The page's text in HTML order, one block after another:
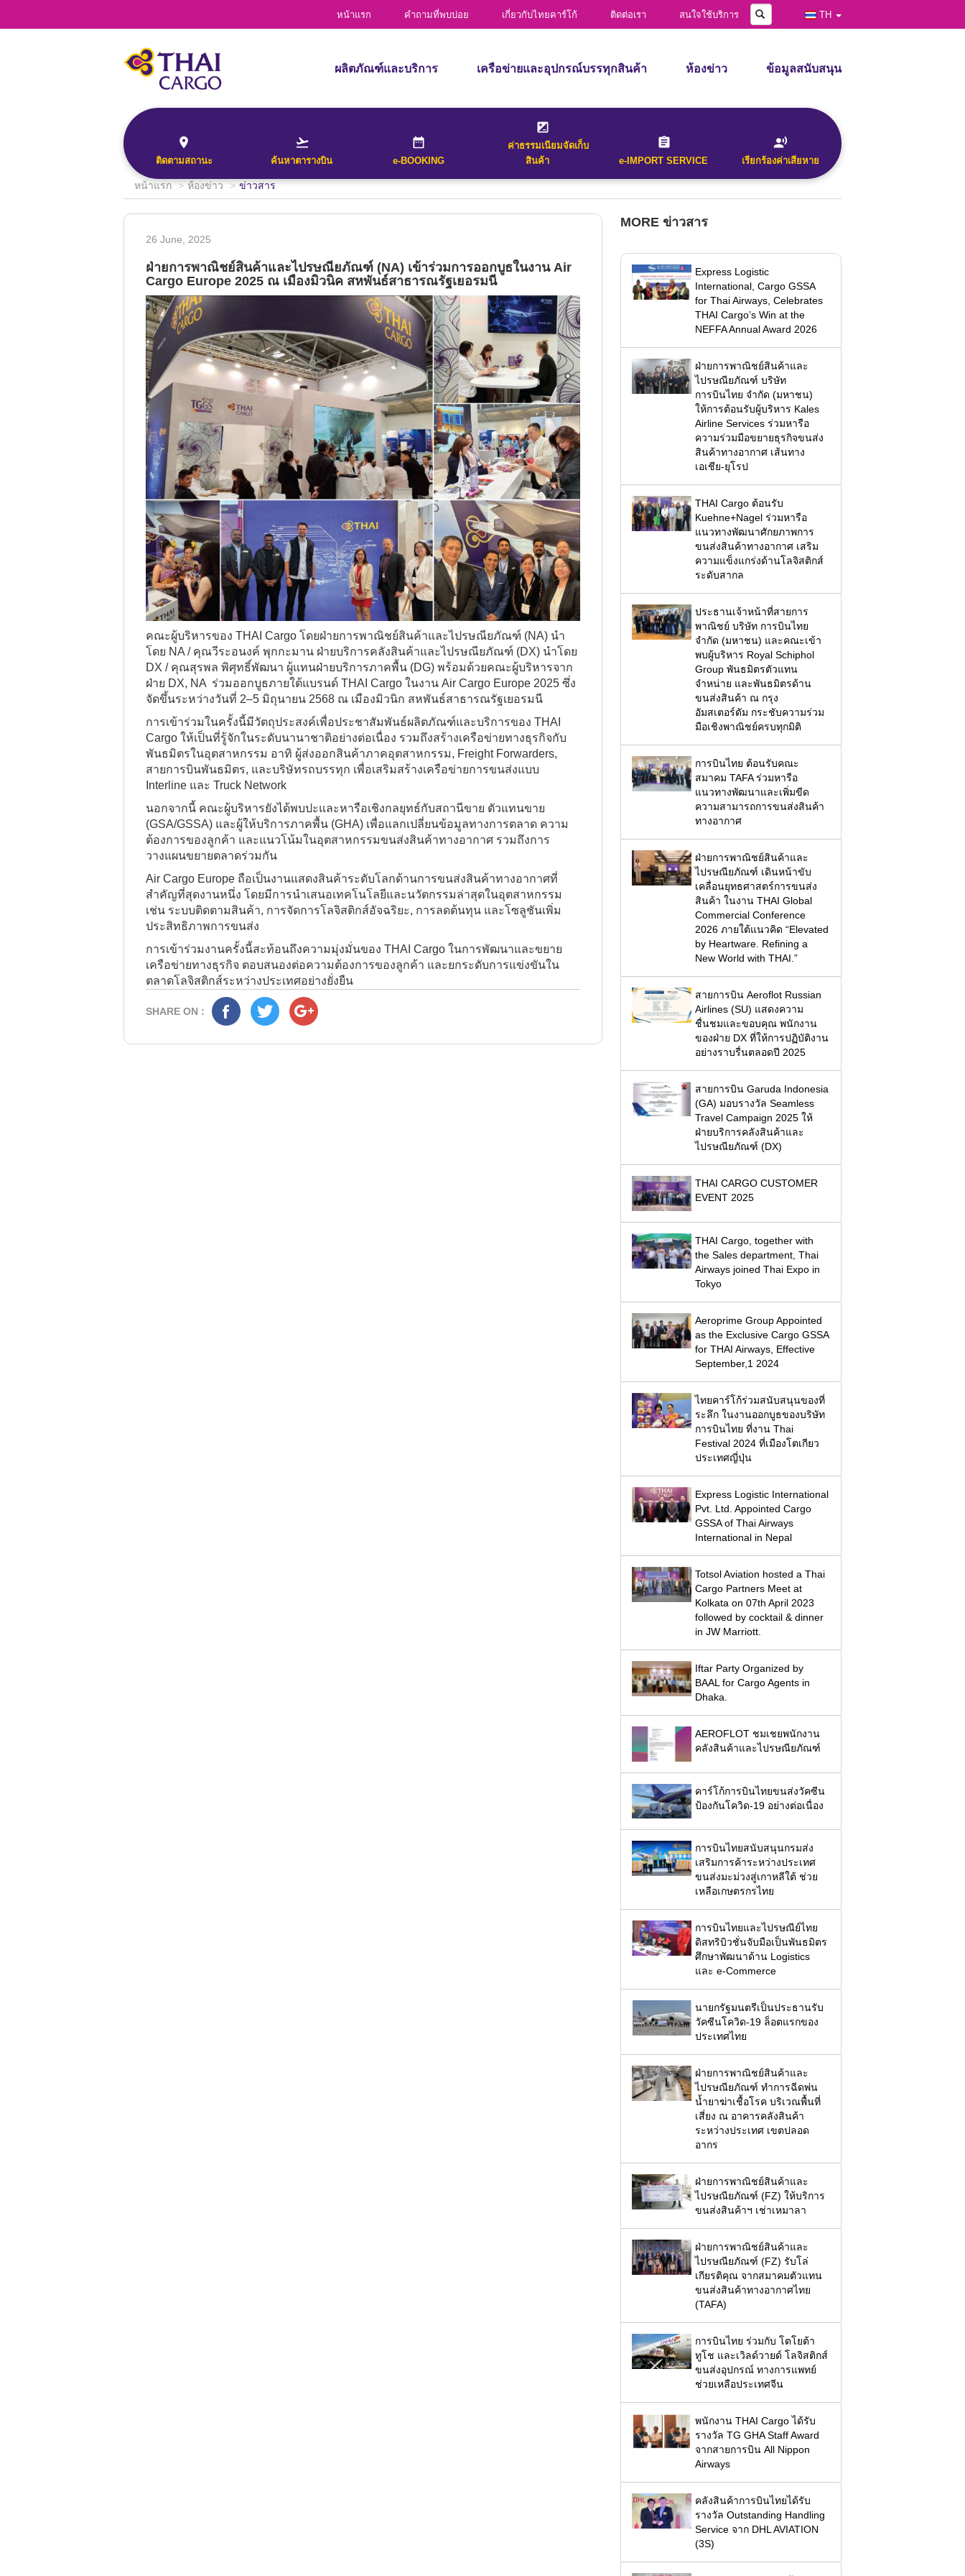
หน้าแรก คำถามที่พบบ่อย เกี่ยวกับไทยคาร์โก้ ติดต่อเรา สนใจใช้บริการ Search TH
ผลิตภัณฑ์และบริการ เครือข่ายและอุปกรณ์บรรทุกสินค้า
อุปกรณ์บรรทุกสินค้า
การขนส่งทางรถบรรทุก
ห้องข่าว
คลังภาพ
ข้อมูลสนับสนุน
ดาวน์โหลดแบบฟอร์ม
ติดตามสถานะ
Confirmation No.
TRACK
ค้นหาตารางบิน
This will return a list of all flights that operate between
the origin and final destination cities entered and for
--Select--
Destination*
--Select--
Flight* Date*
GET SCHEDULE
e-BOOKING
ค่าธรรมเนียมจัดเก็บ
สินค้า
e-IMPORT SERVICE เรียกร้องค่าเสียหาย
การขนส่งทางรถบรรทุก คลังภาพ
Confirmation No.
the origin and final destination cities entered and for
--Select--
GET SCHEDULE
Withholding Tax
หน้าแรก ห้องข่าว ข่าวสาร
26 June, 2025
ฝ่ายการพาณิชย์สินค้าและไปรษณียภัณฑ์ (NA) เข้าร่วมการออกบูธในงาน Air
Cargo Europe 2025 ณ เมืองมิวนิค สหพันธ์สาธารณรัฐเยอรมนี
คณะผู้บริหารของ THAI Cargo โดยฝ่ายการพาณิชย์สินค้าและไปรษณียภัณฑ์ (NA) นำ
โดย NA / คุณวีระอนงค์ พุกกะมาน ฝ่ายบริการคลังสินค้าและไปรษณียภัณฑ์ (DX) นำโดย
DX / คุณสุรพล พิศุทธิ์พัฒนา ผู้แทนฝ่ายบริการภาคพื้น (DG) พร้อมด้วยคณะผู้บริหารจาก
ฝ่าย DX, NA ร่วมออกบูธภายใต้แบรนด์ THAI Cargo ในงาน Air Cargo Europe 2025 ซึ่ง
จัดขึ้นระหว่างวันที่ 2–5 มิถุนายน 2568 ณ เมืองมิวนิก สหพันธ์สาธารณรัฐเยอรมนี
การเข้าร่วมในครั้งนี้มีวัตถุประสงค์เพื่อประชาสัมพันธ์ผลิตภัณฑ์และบริการของ THAI
Cargo ให้เป็นที่รู้จักในระดับนานาชาติอย่างต่อเนื่อง รวมถึงสร้างเครือข่ายทางธุรกิจกับ
พันธมิตรในอุตสาหกรรม อาทิ ผู้ส่งออกสินค้าภาคอุตสาหกรรม, Freight Forwarders,
สายการบินพันธมิตร, และบริษัทรถบรรทุก เพื่อเสริมสร้างเครือข่ายการขนส่งแบบ
Interline และ Truck Network
นอกจากนี้ คณะผู้บริหารยังได้พบปะและหารือเชิงกลยุทธ์กับสถานีขาย ตัวแทนขาย
(GSA/GSSA) และผู้ให้บริการภาคพื้น (GHA) เพื่อแลกเปลี่ยนข้อมูลทางการตลาด ความ
ต้องการของลูกค้า และแนวโน้มในอุตสาหกรรมขนส่งสินค้าทางอากาศ รวมถึงการ
วางแผนขยายตลาดร่วมกัน
Air Cargo Europe ถือเป็นงานแสดงสินค้าระดับโลกด้านการขนส่งสินค้าทางอากาศที่
สำคัญที่สุดงานหนึ่ง โดยมีการนำเสนอเทคโนโลยีและนวัตกรรมล่าสุดในอุตสาหกรรม
เช่น ระบบติดตามสินค้า, การจัดการโลจิสติกส์อัจฉริยะ, การลดต้นทุน และโซลูชันเพิ่ม
ประสิทธิภาพการขนส่ง
การเข้าร่วมงานครั้งนี้สะท้อนถึงความมุ่งมั่นของ THAI Cargo ในการพัฒนาและขยาย
เครือข่ายทางธุรกิจ ตอบสนองต่อความต้องการของลูกค้า และยกระดับการแข่งขันใน
ตลาดโลจิสติกส์ระหว่างประเทศอย่างยั่งยืน
SHARE ON :
MORE ข่าวสาร
Express Logistic
International, Cargo GSSA
for Thai Airways, Celebrates
THAI Cargo’s Win at the
NEFFA Annual Award 2026
ฝ่ายการพาณิชย์สินค้าและ
ไปรษณียภัณฑ์ บริษัท
การบินไทย จำกัด (มหาชน)
ให้การต้อนรับผู้บริหาร Kales
Airline Services ร่วมหารือ
ความร่วมมือขยายธุรกิจขนส่ง
สินค้าทางอากาศ เส้นทาง
เอเชีย-ยุโรป
THAI Cargo ต้อนรับ
Kuehne+Nagel ร่วมหารือ
แนวทางพัฒนาศักยภาพการ
ขนส่งสินค้าทางอากาศ เสริม
ความแข็งแกร่งด้านโลจิสติกส์
ระดับสากล
ประธานเจ้าหน้าที่สายการ
พาณิชย์ บริษัท การบินไทย
จำกัด (มหาชน) และคณะเข้า
พบผู้บริหาร Royal Schiphol
Group พันธมิตรตัวแทน
จำหน่าย และพันธมิตรด้าน
ขนส่งสินค้า ณ กรุง
อัมสเตอร์ดัม กระชับความร่วม
มือเชิงพาณิชย์ครบทุกมิติ
การบินไทย ต้อนรับคณะ
สมาคม TAFA ร่วมหารือ
แนวทางพัฒนาและเพิ่มขีด
ความสามารถการขนส่งสินค้า
ทางอากาศ
ฝ่ายการพาณิชย์สินค้าและ
ไปรษณียภัณฑ์ เดินหน้าขับ
เคลื่อนยุทธศาสตร์การขนส่ง
สินค้า ในงาน THAI Global
Commercial Conference
2026 ภายใต้แนวคิด “Elevated
by Heartware. Refining a
New World with THAI.”
สายการบิน Aeroflot Russian
Airlines (SU) แสดงความ
ชื่นชมและขอบคุณ พนักงาน
ของฝ่าย DX ที่ให้การปฏิบัติงาน
อย่างราบรื่นตลอดปี 2025
สายการบิน Garuda Indonesia
(GA) มอบรางวัล Seamless
Travel Campaign 2025 ให้
ฝ่ายบริการคลังสินค้าและ
ไปรษณียภัณฑ์ (DX)
THAI CARGO CUSTOMER
EVENT 2025
THAI Cargo, together with
the Sales department, Thai
Airways joined Thai Expo in
Tokyo
Aeroprime Group Appointed
as the Exclusive Cargo GSSA
for THAI Airways, Effective
September,1 2024
ไทยคาร์โก้ร่วมสนับสนุนของที่
ระลึก ในงานออกบูธของบริษัท
การบินไทย ที่งาน Thai
Festival 2024 ที่เมืองโตเกียว
ประเทศญี่ปุ่น
Express Logistic International
Pvt. Ltd. Appointed Cargo
GSSA of Thai Airways
International in Nepal
Totsol Aviation hosted a Thai
Cargo Partners Meet at
Kolkata on 07th April 2023
followed by cocktail & dinner
in JW Marriott.
Iftar Party Organized by
BAAL for Cargo Agents in
Dhaka.
AEROFLOT ชมเชยพนักงาน
คลังสินค้าและไปรษณียภัณฑ์
คาร์โก้การบินไทยขนส่งวัคซีน
ป้องกันโควิด-19 อย่างต่อเนื่อง
การบินไทยสนับสนุนกรมส่ง
เสริมการค้าระหว่างประเทศ
ขนส่งมะม่วงสู่เกาหลีใต้ ช่วย
เหลือเกษตรกรไทย
การบินไทยและไปรษณีย์ไทย
ดิสทริบิวชั่นจับมือเป็นพันธมิตร
ศึกษาพัฒนาด้าน Logistics
และ e-Commerce
นายกรัฐมนตรีเป็นประธานรับ
วัคซีนโควิด-19 ล็อตแรกของ
ประเทศไทย
ฝ่ายการพาณิชย์สินค้าและ
ไปรษณียภัณฑ์ ทำการฉีดพ่น
น้ำยาฆ่าเชื้อโรค บริเวณพื้นที่
เสี่ยง ณ อาคารคลังสินค้า
ระหว่างประเทศ เขตปลอด
อากร
ฝ่ายการพาณิชย์สินค้าและ
ไปรษณียภัณฑ์ (FZ) ให้บริการ
ขนส่งสินค้าฯ เช่าเหมาลา
ฝ่ายการพาณิชย์สินค้าและ
ไปรษณียภัณฑ์ (FZ) รับโล่
เกียรติคุณ จากสมาคมตัวแทน
ขนส่งสินค้าทางอากาศไทย
(TAFA)
การบินไทย ร่วมกับ โตโยต้า
ทูโช และเวิลด์วายด์ โลจิสติกส์
ขนส่งอุปกรณ์ ทางการแพทย์
ช่วยเหลือประเทศจีน
พนักงาน THAI Cargo ได้รับ
รางวัล TG GHA Staff Award
จากสายการบิน All Nippon
Airways
คลังสินค้าการบินไทยได้รับ
รางวัล Outstanding Handling
Service จาก DHL AVIATION
(3S)